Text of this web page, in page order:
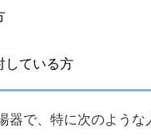
している方
器で、特に次のような